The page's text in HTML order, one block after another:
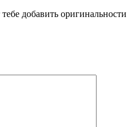
добавить оригинальности